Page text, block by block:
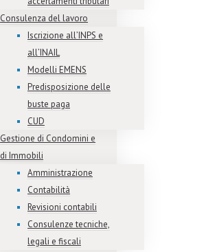
Consulenza del lavoro
Iscrizione all’INPS e
all’INAIL
Modelli EMENS
Predisposizione delle
buste paga
CUD
Gestione di Condomini e
di Immobili
Amministrazione
Contabilità
Revisioni contabili
Consulenze tecniche,
legali e fiscali